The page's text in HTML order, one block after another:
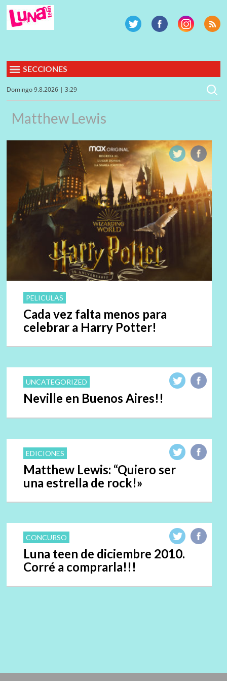
SECCIONES
Domingo 9.8.2026 | 3:29
Matthew Lewis
PELICULAS
Cada vez falta menos para
celebrar a Harry Potter!
UNCATEGORIZED
Neville en Buenos Aires!!
EDICIONES
Matthew Lewis: “Quiero ser
una estrella de rock!»
CONCURSO
Luna teen de diciembre 2010.
Corré a comprarla!!!